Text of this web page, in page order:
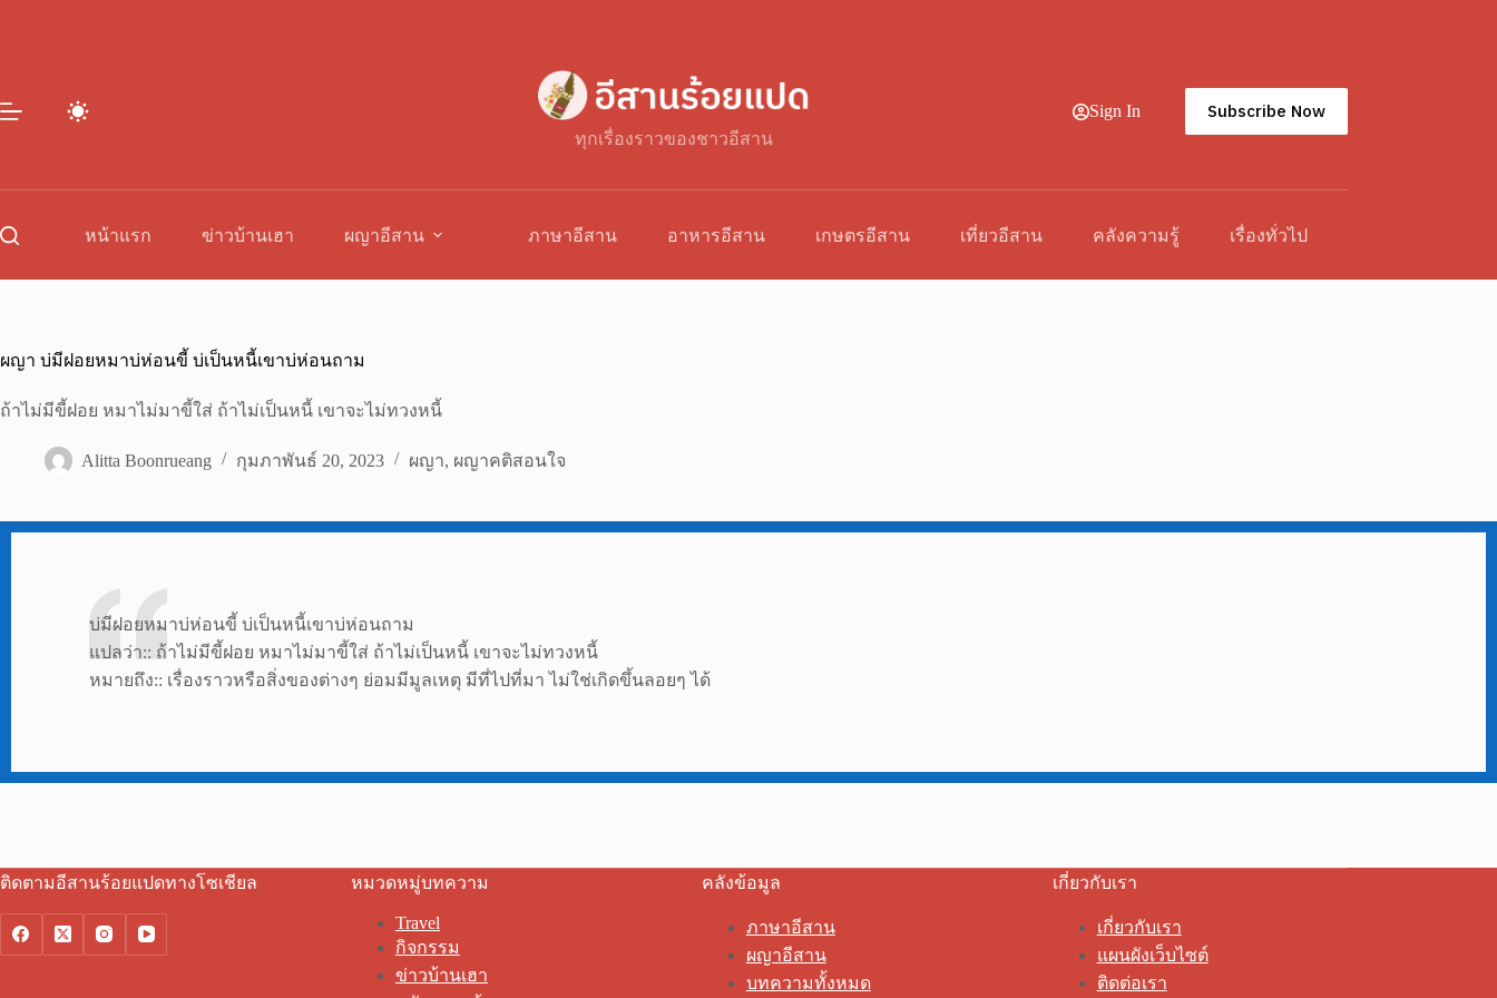
ทุกเรื่องราวของชาวอีสาน
Sign In Subscribe Now
หน้าแรก ข่าวบ้านเฮา ผญาอีสาน ภาษาอีสาน อาหารอีสาน เกษตรอีสาน เที่ยวอีสาน คลังความรู้ เรื่องทั่วไป
ผญา บ่มีฝอยหมาบ่ห่อนขี้ บ่เป็นหนี้เขาบ่ห่อนถาม
ถ้าไม่มีขี้ฝอย หมาไม่มาขี้ใส่ ถ้าไม่เป็นหนี้ เขาจะไม่ทวงหนี้
Alitta Boonrueang กุมภาพันธ์ 20, 2023 ผญา, ผญาคติสอนใจ
บ่มีฝอยหมาบ่ห่อนขี้ บ่เป็นหนี้เขาบ่ห่อนถาม
แปลว่า:: ถ้าไม่มีขี้ฝอย หมาไม่มาขี้ใส่ ถ้าไม่เป็นหนี้ เขาจะไม่ทวงหนี้
หมายถึง:: เรื่องราวหรือสิ่งของต่างๆ ย่อมมีมูลเหตุ มีที่ไปที่มา ไม่ใช่เกิดขึ้นลอยๆ ได้
ติดตามอีสานร้อยแปดทางโซเชียล หมวดหมู่บทความ
Travel
กิจกรรม
ข่าวบ้านเฮา
คลังข้อมูล
ภาษาอีสาน
ผญาอีสาน
บทความทั้งหมด
เกี่ยวกับเรา
เกี่ยวกับเรา
แผนผังเว็บไซต์
ติดต่อเรา